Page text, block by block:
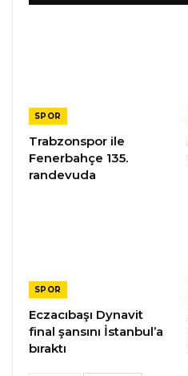
SPOR
Trabzonspor ile
Fenerbahçe 135.
randevuda
SPOR
Eczacıbaşı Dynavit
final şansını İstanbul’a
bıraktı